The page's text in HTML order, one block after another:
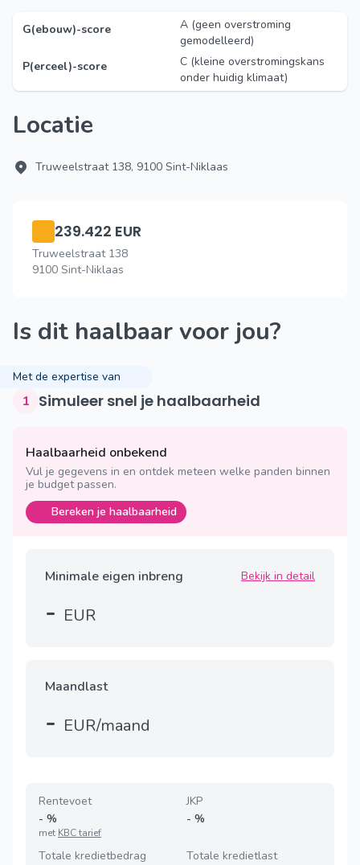
G(ebouw)-score
A (geen overstroming
gemodelleerd)
P(erceel)-score
C (kleine overstromingskans
onder huidig klimaat)
Locatie
Truweelstraat 138, 9100 Sint-Niklaas
239.422 EUR
Truweelstraat 138
9100 Sint-Niklaas
Is dit haalbaar voor jou?
Met de expertise van
1 Simuleer snel je haalbaarheid
Haalbaarheid onbekend
Vul je gegevens in en ontdek meteen welke panden binnen
je budget passen.
Bereken je haalbaarheid
Minimale eigen inbreng Bekijk in detail
- EUR
Maandlast
- EUR/maand
Rentevoet
- %
met KBC tarief
JKP
- %
Totale kredietbedrag
Totale kredietlast